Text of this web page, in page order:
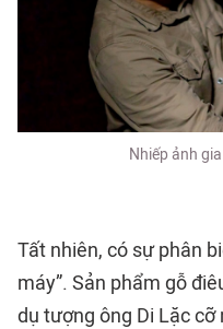
Nhiếp ảnh
Tất nhiên, có sự phân
máy”. Sản phẩm gỗ
dụ tượng ông Di Lặc